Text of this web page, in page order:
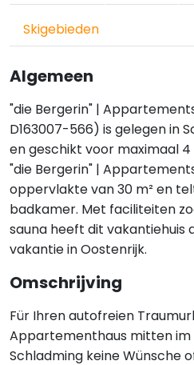
Skigebieden
Algemeen
"die Bergerin" |
D163007-566) is gelegen in
en geschikt voor maximaal
"die Bergerin" |
oppervlakte van 30 m² en
badkamer. Met faciliteiten
sauna heeft dit vakantiehuis
vakantie in Oostenrijk.
Omschrijving
Für Ihren autofreien
Appartementhaus mitten
Schladming keine Wünsche